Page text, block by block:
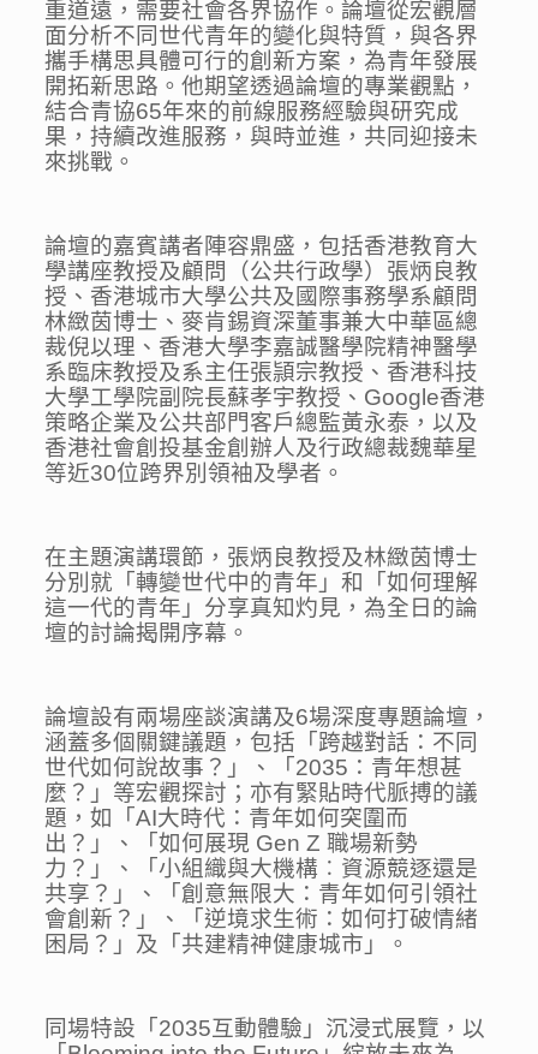
重道遠，需要社會各界協作。論壇從宏觀層
面分析不同世代青年的變化與特質，與各界
攜手構思具體可行的創新方案，為青年發展
開拓新思路。他期望透過論壇的專業觀點，
結合青協65年來的前線服務經驗與研究成
果，持續改進服務，與時並進，共同迎接未
來挑戰。
論壇的嘉賓講者陣容鼎盛，包括香港教育大
學講座教授及顧問（公共行政學）張炳良教
授、香港城市大學公共及國際事務學系顧問
林緻茵博士、麥肯錫資深董事兼大中華區總
裁倪以理、香港大學李嘉誠醫學院精神醫學
系臨床教授及系主任張頴宗教授、香港科技
大學工學院副院長蘇孝宇教授、Google香港
策略企業及公共部門客戶總監黃永泰，以及
香港社會創投基金創辦人及行政總裁魏華星
等近30位跨界別領袖及學者。
在主題演講環節，張炳良教授及林緻茵博士
分別就「轉變世代中的青年」和「如何理解
這一代的青年」分享真知灼見，為全日的論
壇的討論揭開序幕。
論壇設有兩場座談演講及6場深度專題論壇，
涵蓋多個關鍵議題，包括「跨越對話：不同
世代如何說故事？」、「2035：青年想甚
麼？」等宏觀探討；亦有緊貼時代脈搏的議
題，如「AI大時代：青年如何突圍而
出？」、「如何展現 Gen Z 職場新勢
力？」、「小組織與大機構︰資源競逐還是
共享？」、「創意無限大：青年如何引領社
會創新？」、「逆境求生術：如何打破情緒
困局？」及「共建精神健康城市」。
同場特設「2035互動體驗」沉浸式展覽，以